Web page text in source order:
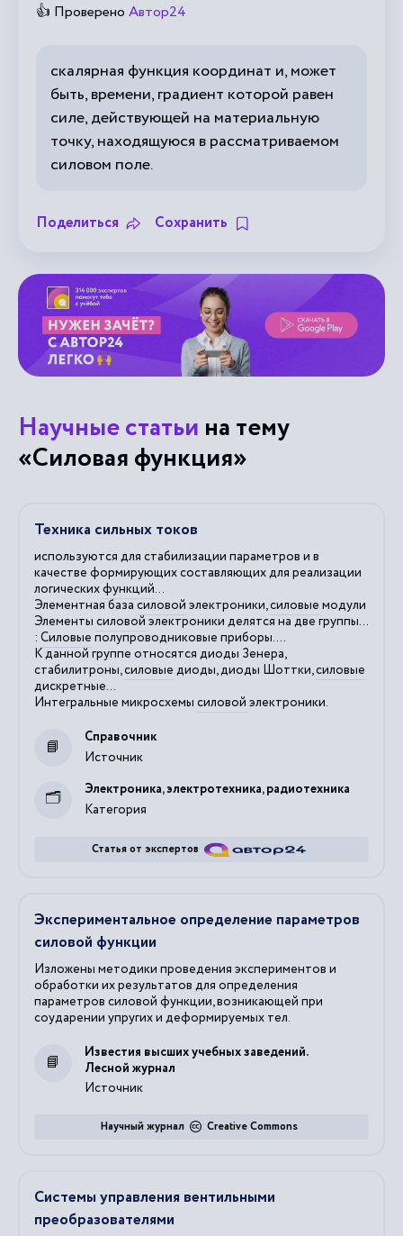
👍 Проверено Автор24
скалярная функция координат и, может
быть, времени, градиент которой равен
силе, действующей на материальную
точку, находящуюся в рассматриваемом
силовом поле.
Поделиться Сохранить
Научные статьи на тему
«Силовая функция»
Техника сильных токов
используются для стабилизации параметров и в
качестве формирующих составляющих для реализации
логическихфункций...
Элементная базасиловой электроники,силовые модули
Элементы силовойэлектроники делятся на две группы...
: Силовые полупроводниковые приборы....
К данной группе относятся диоды Зенера,
стабилитроны,силовые диоды, диоды Шоттки,силовые
дискретные...
Интегральные микросхемы силовой электроники.
Источник
Справочник
Категория
Электроника, электротехника, радиотехника
Статья от экспертов
Экспериментальное определение параметров
силовой функции
Изложены методики проведения экспериментов и
обработки их результатов для определения
параметров силовой функции, возникающей при
соударении упругих и деформируемых тел.
Источник
Известия высших учебных заведений.
Лесной журнал
Creative Commons
Научный журнал
Системы управления вентильными
преобразователями